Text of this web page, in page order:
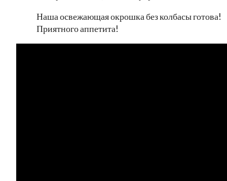
Наша освежающая окрошка без колбасы готова!
Приятного аппетита!